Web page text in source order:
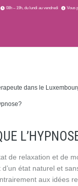
08h – 19h, du lundi au vendredi Vous
dans le
de relaxation et de
d’un état naturel et
aux idées